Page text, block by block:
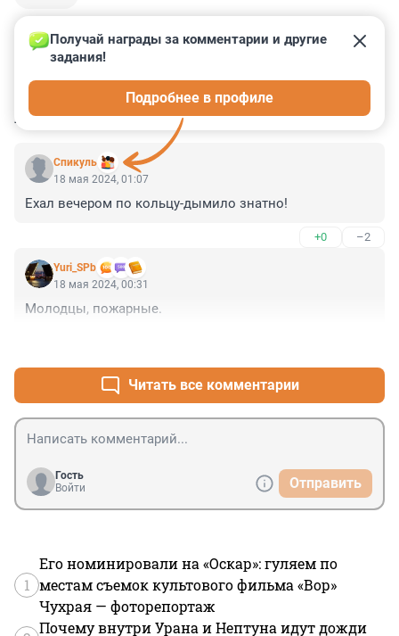
КОММЕНТАРИИ 2
Спикуль
Получай награды за комментарии и другие
задания!
Подробнее в профиле
18 мая 2024, 01:07
Ехал вечером по кольцу-дымило знатно!
+0 –2
Yuri_SPb
18 мая 2024, 00:31
Молодцы, пожарные.
Читать все комментарии
Гость
Войти
Отправить
1
Его номинировали на «Оскар»: гуляем по
местам съемок культового фильма «Вор»
Чухрая — фоторепортаж
Почему внутри Урана и Нептуна идут дожди